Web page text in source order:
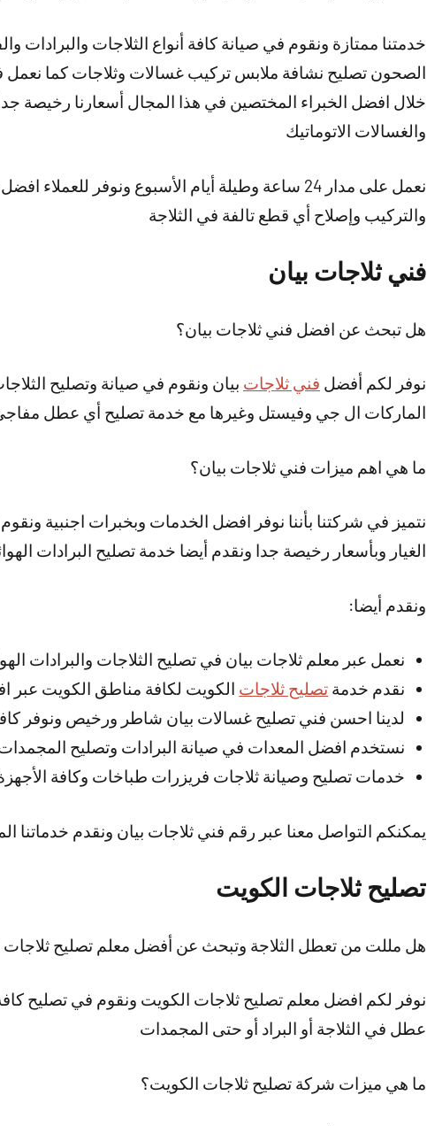
خدمتنا ممتازة ونقوم في صيانة كافة أنواع الثلاجات
الصحون تصليح نشافة ملابس تركيب غسالات وثلاجات كما نعمل
خلال افضل الخبراء المختصين في هذا المجال أسعارنا رخيصة
والغسالات الاتوماتيك
نعمل على مدار 24 ساعة وطيلة أيام الأسبوع ونوفر
والتركيب وإصلاح أي قطع تالفة في الثلاجة
فني ثلاجات بيان
هل تبحث عن افضل فني ثلاجات بيان؟
نوفر لكم أفضل فني ثلاجات بيان ونقوم في صيانة وتصليح
الماركات ال جي وفيستل وغيرها مع خدمة تصليح أي عطل مفاجئ
ما هي اهم ميزات فني ثلاجات بيان؟
نتميز في شركتنا بأننا نوفر افضل الخدمات وبخبرات اجنبية
الغيار وبأسعار رخيصة جدا ونقدم أيضا خدمة تصليح البرادات
ونقدم أيضا:
نعمل عبر معلم ثلاجات بيان في تصليح الثلاجات والبرادات
نقدم خدمة تصليح ثلاجات الكويت لكافة مناطق الكويت
لدينا احسن فني تصليح غسالات بيان شاطر ورخيص ونوفر كافة
نستخدم افضل المعدات في صيانة البرادات وتصليح
خدمات تصليح وصيانة ثلاجات فريزرات طباخات وكافة الأجهزة
يمكنكم التواصل معنا عبر رقم فني ثلاجات بيان ونقدم خدماتنا المميزة على مدار 24
تصليح ثلاجات الكويت
هل مللت من تعطل الثلاجة وتبحث عن أفضل معلم تصليح ثلاجات
نوفر لكم افضل معلم تصليح ثلاجات الكويت ونقوم في تصليح كافة
عطل في الثلاجة أو البراد أو حتى المجمدات
ما هي ميزات شركة تصليح ثلاجات الكويت؟